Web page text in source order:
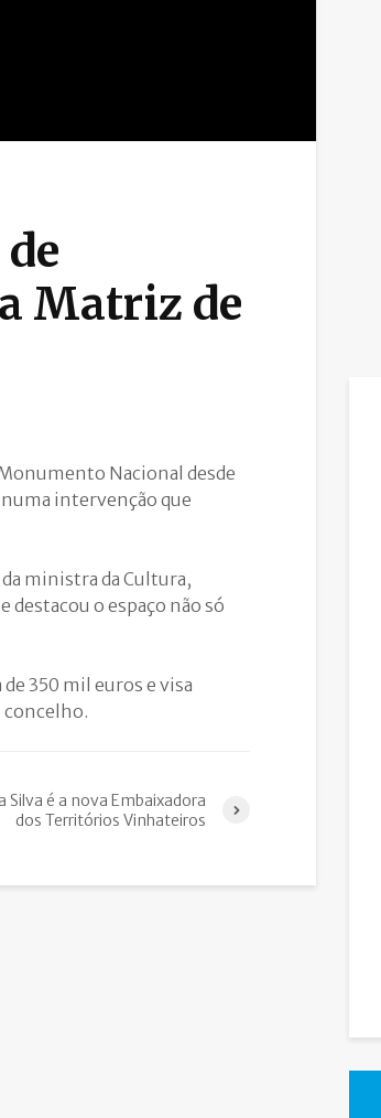
Matriz de
Nacional desde
intervenção que
ministra da Cultura,
destacou o espaço não só
350 mil euros e visa
concelho.
Silva é a nova Embaixadora
dos Territórios Vinhateiros